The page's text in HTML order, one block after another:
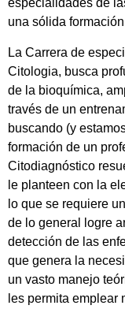
especialidades de
una sólida
La Carrera de
Citologia, busca
de la bioquímica,
través de un
buscando (y
formación de un
Citodiagnóstico
le planteen con la
lo que se requiere
de lo general logre
detección de las
que genera la
un vasto manejo
les permita emplear